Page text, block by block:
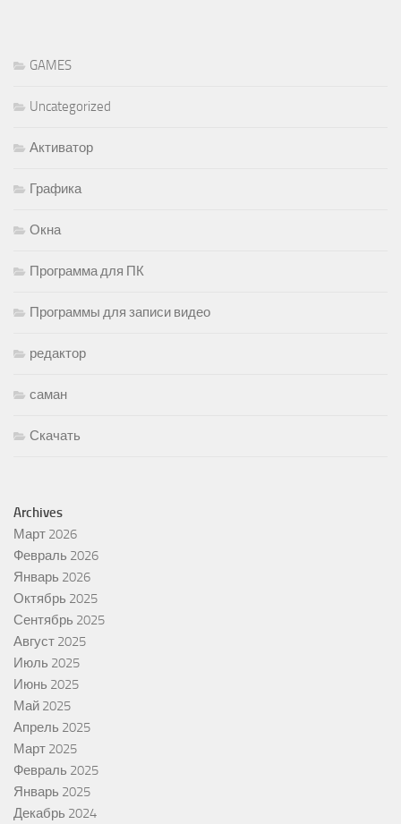
GAMES
Uncategorized
Активатор
Графика
Окна
Программа для ПК
Программы для записи видео
редактор
саман
Скачать
Archives
Март 2026
Февраль 2026
Январь 2026
Октябрь 2025
Сентябрь 2025
Август 2025
Июль 2025
Июнь 2025
Май 2025
Апрель 2025
Март 2025
Февраль 2025
Январь 2025
Декабрь 2024